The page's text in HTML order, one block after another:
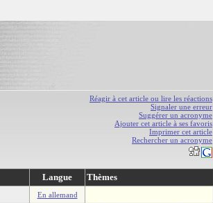
Réagir à cet article ou lire les réactions
Signaler une erreur
Suggérer un acronyme
Ajouter cet article à ses favoris
Imprimer cet article
Rechercher un acronyme
Langue
Thèmes
En allemand